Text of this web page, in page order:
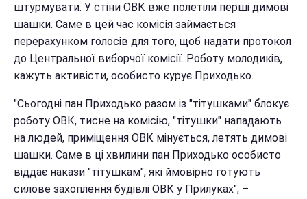
штурмувати. У стіни ОВК вже полетіли перші димові
шашки. Саме в цей час комісія займається
перерахунком голосів для того, щоб надати протокол
до Центральної виборчої комісії. Роботу молодиків,
кажуть активісти, особисто курує Приходько.
"Сьогодні пан Приходько разом із "тітушками" блокує
роботу ОВК, тисне на комісію, "тітушки" нападають
на людей, приміщення ОВК мінується, летять димові
шашки. Саме в ці хвилини пан Приходько особисто
віддає накази "тітушкам", які ймовірно готують
силове захоплення будівлі ОВК у Прилуках", –